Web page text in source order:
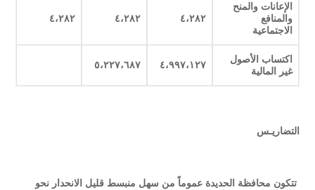
الإعانات والمنح
والمنافع
الاجتماعية
٤،٢٨٢ ٤،٢٨٢ ٤،٢٨٢
اكتساب الأصول
غير المالية
٤،٩٩٧،١٢٧ ٥،٢٢٧،٦٨٧
التضاريـس
تتكون محافظة الحديدة عموماً من سهل منبسط قليل الانحدار نحو